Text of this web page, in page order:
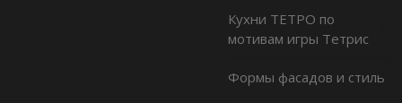
Кухни ТЕТРО по
мотивам игры Тетрис
Формы фасадов и стиль